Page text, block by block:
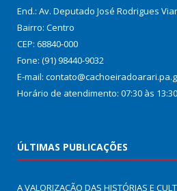
End.: Av. Deputado José Rodrigues
Bairro: Centro
CEP: 68840-000
Fone: (91) 98440-9032
E-mail:
Horário de atendimento: 07:30 às 13:30
ÚLTIMAS PUBLICAÇÕES
A VALORIZAÇÃO DAS HISTÓRIAS E